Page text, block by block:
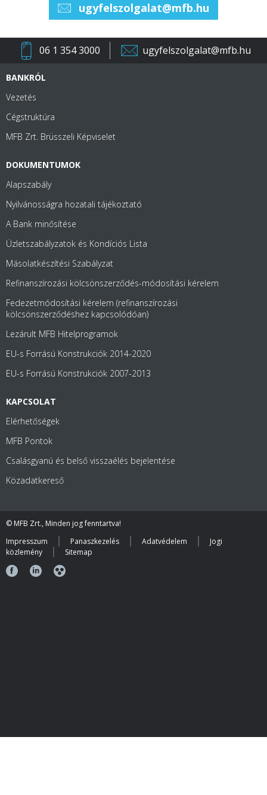
ugyfelszolgalat@mfb.hu
06 1 354 3000 ugyfelszolgalat@mfb.hu
BANKRÓL
Vezetés
Cégstruktúra
MFB Zrt. Brüsszeli Képviselet
DOKUMENTUMOK
Alapszabály
Nyilvánosságra hozatali tájékoztató
A Bank minősítése
Üzletszabályzatok és Kondíciós Lista
Másolatkészítési Szabályzat
Refinanszírozási kölcsönszerződés-módosítási kérelem
Fedezetmódosítási kérelem (refinanszírozási
kölcsönszerződéshez kapcsolódóan)
Lezárult MFB Hitelprogramok
EU-s Forrású Konstrukciók 2014-2020
EU-s Forrású Konstrukciók 2007-2013
KAPCSOLAT
Elérhetőségek
MFB Pontok
Csalásgyanú és belső visszaélés bejelentése
Közadatkereső
© MFB Zrt., Minden jog fenntartva!
Impresszum
Panaszkezelés Adatvédelem
Jogi
közlemény
Sitemap